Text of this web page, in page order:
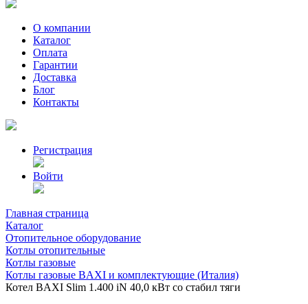
О компании
Каталог
Оплата
Гарантии
Доставка
Блог
Контакты
Регистрация
Войти
Главная страница
Каталог
Отопительное оборудование
Котлы отопительные
Котлы газовые
Котлы газовые BAXI и комплектующие (Италия)
Котел BAXI Slim 1.400 iN 40,0 кВт со стабил тяги